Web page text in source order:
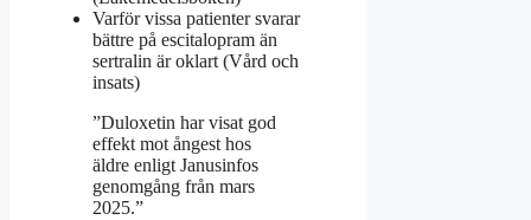
Varför vissa patienter svarar
bättre på escitalopram än
sertralin är oklart (Vård och
insats)
”Duloxetin har visat god
effekt mot ångest hos
äldre enligt Janusinfos
genomgång från mars
2025.”